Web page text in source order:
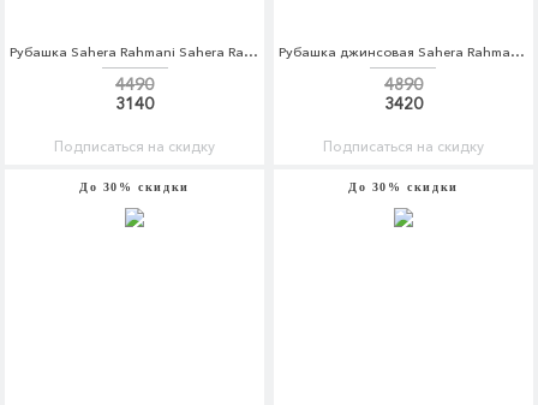
Рубашка Sahera Rahmani Sahera Rahmani MP002XM0M1WU
4490
3140
Подписаться на скидку
Рубашка джинсовая Sahera Rahmani Sahera Rahmani MP002XM0M1WW
4890
3420
Подписаться на скидку
До 30% скидки До 30% скидки